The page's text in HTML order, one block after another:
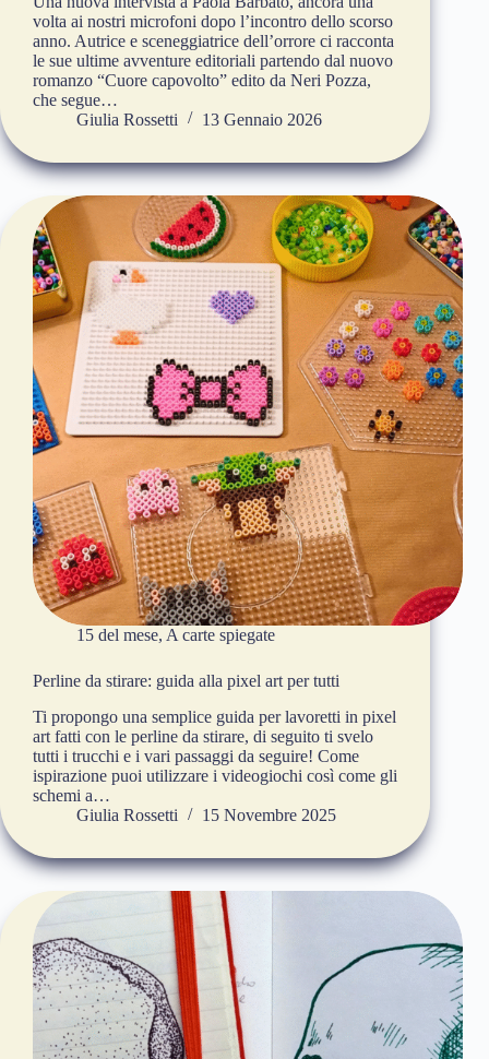
volta ai nostri microfoni dopo l’incontro dello scorso
anno. Autrice e sceneggiatrice dell’orrore ci racconta
le sue ultime avventure editoriali partendo dal nuovo
romanzo “Cuore capovolto” edito da Neri Pozza,
che segue…
Giulia Rossetti
13 Gennaio 2026
15 del mese, A carte spiegate
Perline da stirare: guida alla pixel art per tutti
Ti propongo una semplice guida per lavoretti in pixel
art fatti con le perline da stirare, di seguito ti svelo
tutti i trucchi e i vari passaggi da seguire! Come
ispirazione puoi utilizzare i videogiochi così come gli
schemi a…
Giulia Rossetti
15 Novembre 2025